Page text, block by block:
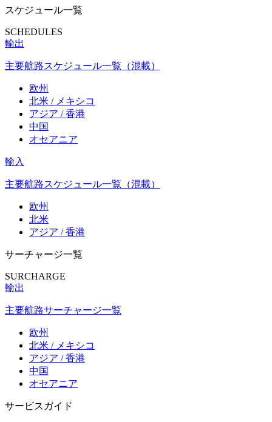
スケジュール一覧
SCHEDULES
輸出
主要航路スケジュール一覧（混載）
欧州
北米 / メキシコ
アジア / 香港
中国
オセアニア
輸入
主要航路スケジュール一覧（混載）
欧州
北米
アジア / 香港
サーチャージ一覧
SURCHARGE
輸出
主要航路サーチャージ一覧
欧州
北米 / メキシコ
アジア / 香港
中国
オセアニア
サービスガイド